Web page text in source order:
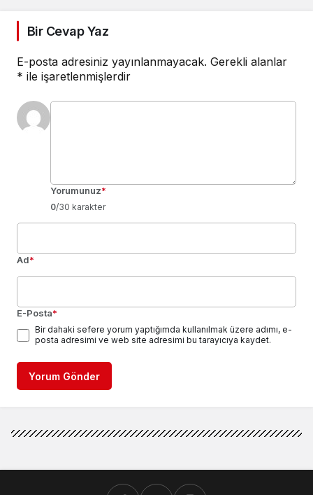
Bir Cevap Yaz
E-posta adresiniz yayınlanmayacak. Gerekli alanlar
* ile işaretlenmişlerdir
Yorumunuz*
0/30 karakter
Ad*
E-Posta*
Bir dahaki sefere yorum yaptığımda kullanılmak üzere adımı, e-
posta adresimi ve web site adresimi bu tarayıcıya kaydet.
Yorum Gönder